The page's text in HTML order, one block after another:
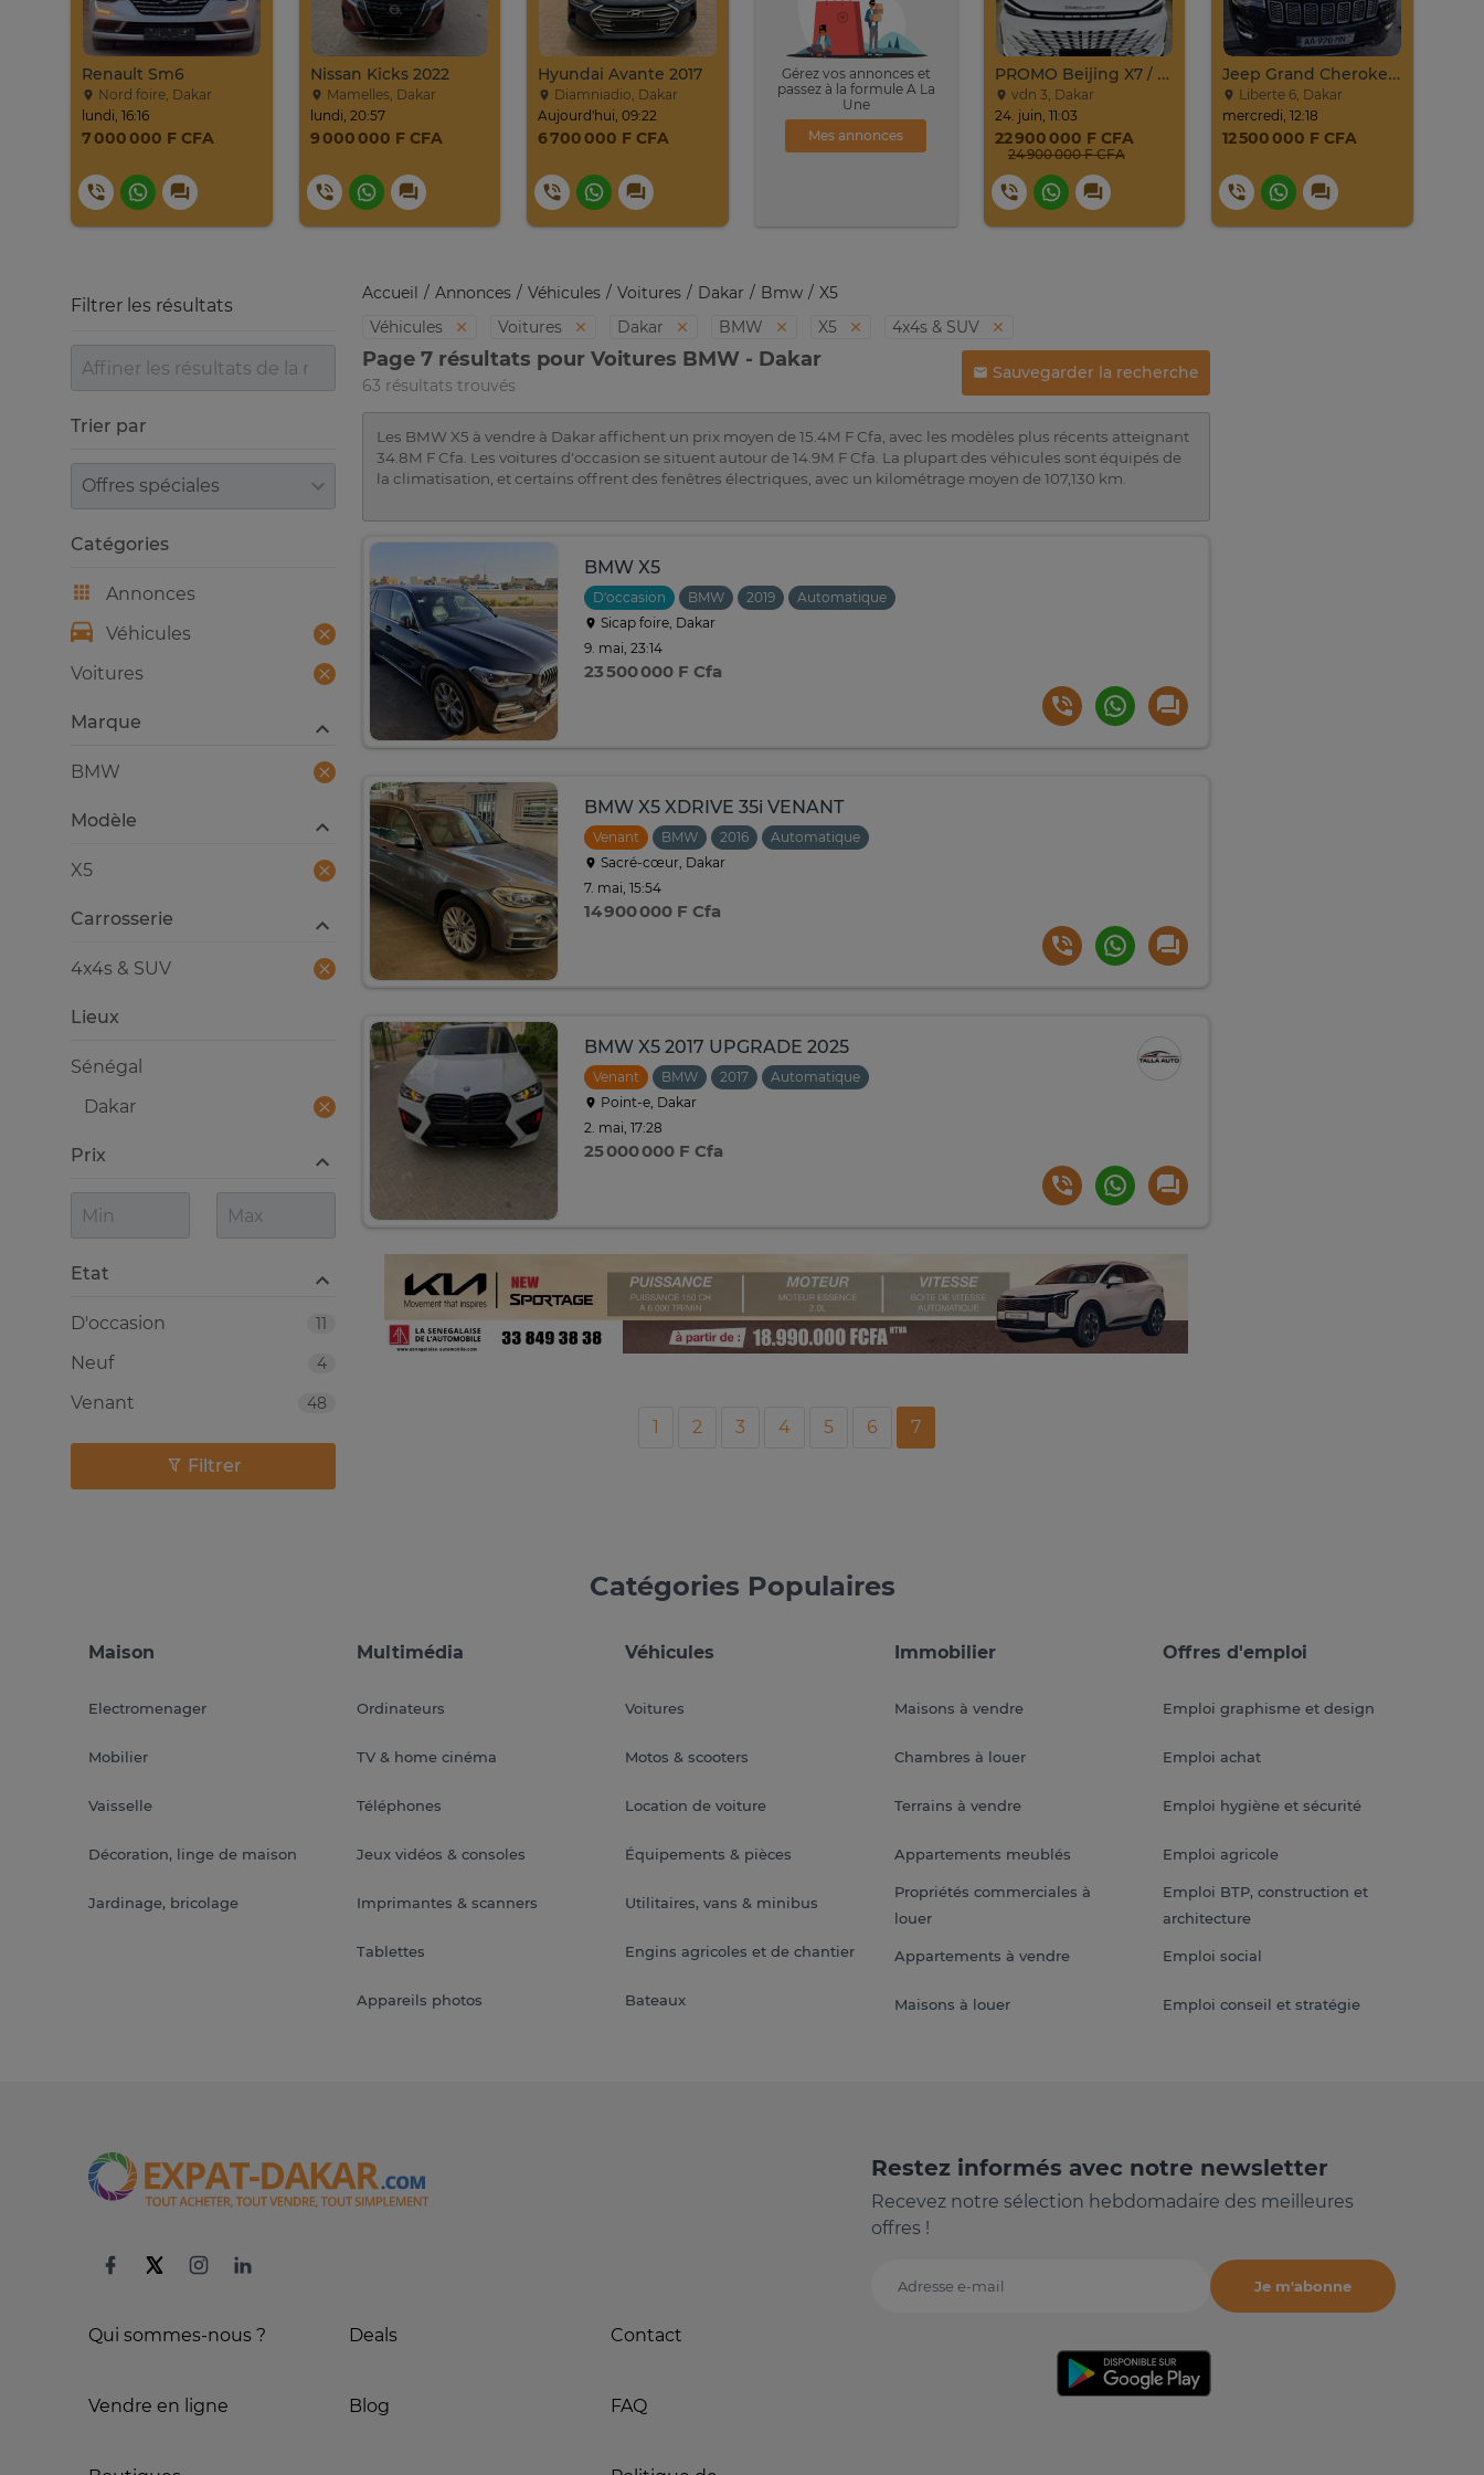
Renault Sm6
Nord foire, Dakar
lundi, 16:16
7 000 000 F CFA
Nissan Kicks 2022
Mamelles, Dakar
lundi, 20:57
9 000 000 F CFA
Hyundai Avante 2017
Diamniadio, Dakar
Aujourd'hui, 09:22
6 700 000 F CFA
Gérez vos annonces et
passez à la formule A La
Une
Mes annonces
PROMO Beijing X7 / 2025
vdn 3, Dakar
24. juin, 11:03
22 900 000 F CFA
24 900 000 F CFA
Jeep Grand Cherokee Overland 2019 À Vendre
Liberte 6, Dakar
mercredi, 12:18
12 500 000 F CFA
Accueil Annonces Véhicules Voitures Dakar Bmw
X5
Véhicules
Voitures Dakar BMW X5 4x4s & SUV
Page 7 résultats pour Voitures BMW - Dakar
63 résultats trouvés
Sauvegarder la recherche
Les BMW X5 à vendre à Dakar affichent un prix moyen de 15.4M F Cfa, avec les modèles plus récents atteignant
34.8M F Cfa. Les voitures d'occasion se situent autour de 14.9M F Cfa. La plupart des véhicules sont équipés de
la climatisation, et certains offrent des fenêtres électriques, avec un kilométrage moyen de 107,130 km.
BMW X5
D'occasion BMW 2019
Automatique
Sicap foire, Dakar
9. mai, 23:14
23 500 000 F Cfa
BMW X5 XDRIVE 35i VENANT
Venant BMW 2016
Automatique
Sacré-cœur, Dakar
7. mai, 15:54
14 900 000 F Cfa
BMW X5 2017 UPGRADE 2025
Venant BMW 2017
Automatique
Point-e, Dakar
2. mai, 17:28
25 000 000 F Cfa
1 2 3 4 5 6 7
Filtrer les résultats
Trier par
Trier par
Catégories
Annonces
Véhicules
Voitures
Lieux
Sénégal
Dakar
Prix
Etat
11
D'occasion
4
Neuf
48
Venant
Marque
BMW
Modèle
X5
Carrosserie
4x4s & SUV
Filtrer
Catégories Populaires
Maison
Electromenager
Mobilier
Vaisselle
Décoration, linge de maison
Jardinage, bricolage
Multimédia
Ordinateurs
TV & home cinéma
Téléphones
Jeux vidéos & consoles
Imprimantes & scanners
Tablettes
Appareils photos
Véhicules
Voitures
Motos & scooters
Location de voiture
Équipements & pièces
Utilitaires, vans & minibus
Engins agricoles et de chantier
Bateaux
Immobilier
Maisons à vendre
Chambres à louer
Terrains à vendre
Appartements meublés
Propriétés commerciales à
louer
Appartements à vendre
Maisons à louer
Offres d'emploi
Emploi graphisme et design
Emploi achat
Emploi hygiène et sécurité
Emploi agricole
Emploi BTP, construction et
architecture
Emploi social
Emploi conseil et stratégie
Qui sommes-nous ?
Vendre en ligne
Deals
Blog
Contact
FAQ
Restez informés avec notre newsletter
Recevez notre sélection hebdomadaire des meilleures
offres !
Adresse e-mail
Je m'abonne